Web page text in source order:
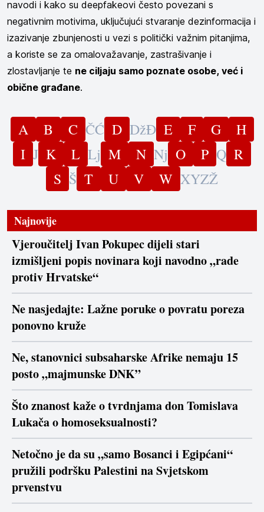
navodi i kako su deepfakeovi često povezani s
negativnim motivima, uključujući stvaranje dezinformacija i
izazivanje zbunjenosti u vezi s politički važnim pitanjima,
a koriste se za omalovažavanje, zastrašivanje i
zlostavljanje te ne ciljaju samo poznate osobe, već i
obične građane.
A B C ČĆ D DžĐ E F G
H
I J K L Lj M N Nj O P Q R
S Š T U V W XYZŽ
Najnovije
Vjeroučitelj Ivan Pokupec dijeli stari
izmišljeni popis novinara koji navodno „rade
protiv Hrvatske“
Ne nasjedajte: Lažne poruke o povratu poreza
ponovno kruže
Ne, stanovnici subsaharske Afrike nemaju 15
posto „majmunske DNK”
Što znanost kaže o tvrdnjama don Tomislava
Lukača o homoseksualnosti?
Netočno je da su „samo Bosanci i Egipćani“
pružili podršku Palestini na Svjetskom
prvenstvu